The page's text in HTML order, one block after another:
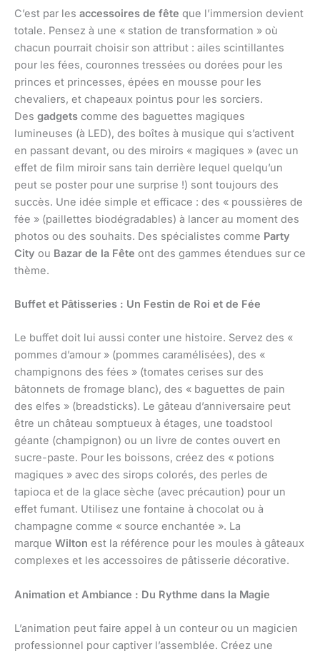
C’est par les accessoires de fête que l’immersion devient
totale. Pensez à une « station de transformation » où
chacun pourrait choisir son attribut : ailes scintillantes
pour les fées, couronnes tressées ou dorées pour les
princes et princesses, épées en mousse pour les
chevaliers, et chapeaux pointus pour les sorciers.
Des gadgets comme des baguettes magiques
lumineuses (à LED), des boîtes à musique qui s’activent
en passant devant, ou des miroirs « magiques » (avec un
effet de film miroir sans tain derrière lequel quelqu’un
peut se poster pour une surprise !) sont toujours des
succès. Une idée simple et efficace : des « poussières de
fée » (paillettes biodégradables) à lancer au moment des
photos ou des souhaits. Des spécialistes comme Party
City ou Bazar de la Fête ont des gammes étendues sur ce
thème.
Buffet et Pâtisseries : Un Festin de Roi et de Fée
Le buffet doit lui aussi conter une histoire. Servez des «
pommes d’amour » (pommes caramélisées), des «
champignons des fées » (tomates cerises sur des
bâtonnets de fromage blanc), des « baguettes de pain
des elfes » (breadsticks). Le gâteau d’anniversaire peut
être un château somptueux à étages, une toadstool
géante (champignon) ou un livre de contes ouvert en
sucre-paste. Pour les boissons, créez des « potions
magiques » avec des sirops colorés, des perles de
tapioca et de la glace sèche (avec précaution) pour un
effet fumant. Utilisez une fontaine à chocolat ou à
champagne comme « source enchantée ». La
marque Wilton est la référence pour les moules à gâteaux
complexes et les accessoires de pâtisserie décorative.
Animation et Ambiance : Du Rythme dans la Magie
L’animation peut faire appel à un conteur ou un magicien
professionnel pour captiver l’assemblée. Créez une